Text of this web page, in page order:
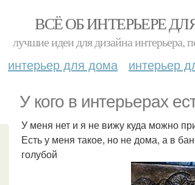
ВСЁ ОБ ИНТЕРЬЕРЕ
лучшие идеи для дизайна интерьера,
интерьер для дома интерьер
У кого в интерьерах
У меня нет и я не вижу куда можно
Есть у меня такое, но не дома, а в
голубой